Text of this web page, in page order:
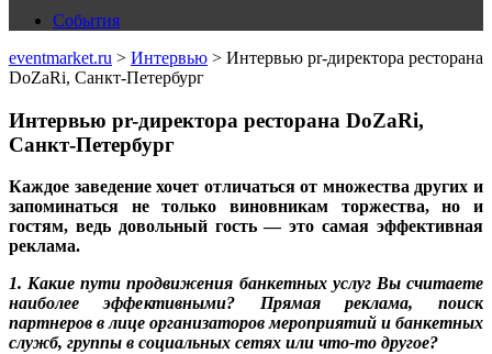
События
eventmarket.ru > Интервью > Интервью pr-директора ресторана
DoZaRi, Санкт-Петербург
Интервью pr-директора ресторана DoZaRi,
Санкт-Петербург
Каждое заведение хочет отличаться от множества других и
запоминаться не только виновникам торжества, но и
гостям, ведь довольный гость — это самая эффективная
реклама.
1. Какие пути продвижения банкетных услуг Вы считаете
наиболее эффективными? Прямая реклама, поиск
партнеров в лице организаторов мероприятий и банкетных
служб, группы в социальных сетях или что-то другое?